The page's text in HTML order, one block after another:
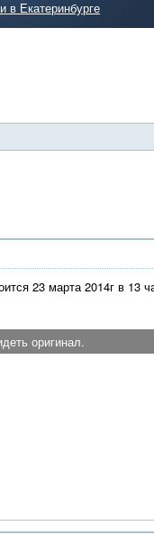
в Екатеринбурге
23 марта 2014г в 13
оригинал.